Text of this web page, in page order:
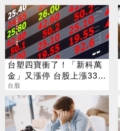
台塑四寶衝了！「新科萬
金」又漲停 台股上漲330
點
台股